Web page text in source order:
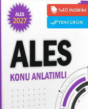
%40 İNDIRIM
YENI ÜRÜN